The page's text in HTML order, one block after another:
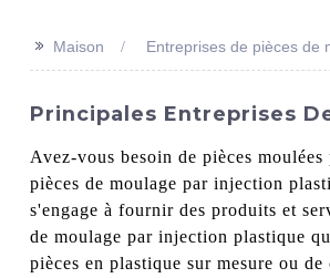
>> Maison Entreprises de pièces de
Principales Entreprises
Avez-vous besoin de pièces
pièces de moulage par injection
s'engage à fournir des produits et
de moulage par injection plastique
pièces en plastique sur mesure ou